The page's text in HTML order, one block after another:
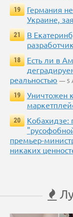
19
Германия
Украине,
21
В
18
Есть ли в
реальностью — 5
19
Уничтожен
20
Кобахидзе:
премьер-
никаких